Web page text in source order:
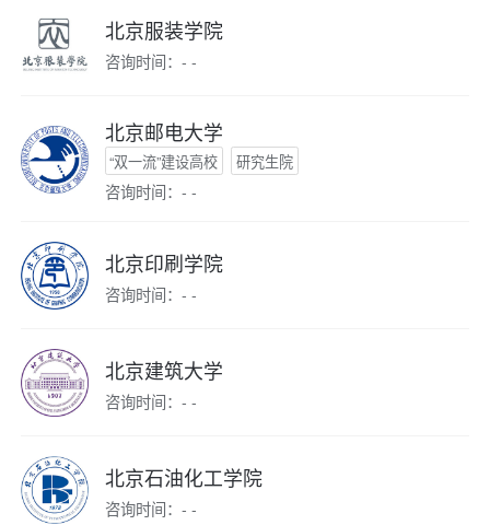
北京服装学院
咨询时间：- -
北京邮电大学
“双一流”建设高校 研究生院
咨询时间：- -
北京印刷学院
咨询时间：- -
北京建筑大学
咨询时间：- -
北京石油化工学院
咨询时间：- -